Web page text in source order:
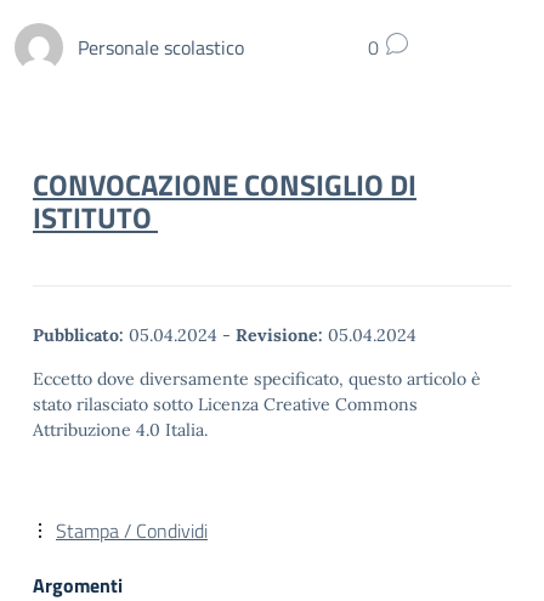
Personale scolastico 0
CONVOCAZIONE CONSIGLIO DI
ISTITUTO
Pubblicato: 05.04.2024 - Revisione: 05.04.2024
Eccetto dove diversamente specificato, questo articolo è
stato rilasciato sotto Licenza Creative Commons
Attribuzione 4.0 Italia.
Stampa / Condividi
Argomenti